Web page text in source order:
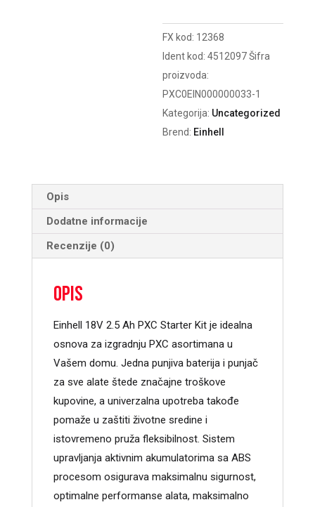
FX kod: 12368
Ident kod: 4512097Šifra
proizvoda:
PXC0EIN000000033-1
Kategorija: Uncategorized
Brend: Einhell
Opis
Dodatne informacije
Recenzije (0)
Opis
Einhell 18V 2.5 Ah PXC Starter Kit je idealna
osnova za izgradnju PXC asortimana u
Vašem domu. Jedna punjiva baterija i punjač
za sve alate štede značajne troškove
kupovine, a univerzalna upotreba takođe
pomaže u zaštiti životne sredine i
istovremeno pruža fleksibilnost. Sistem
upravljanja aktivnim akumulatorima sa ABS
procesom osigurava maksimalnu sigurnost,
optimalne performanse alata, maksimalno